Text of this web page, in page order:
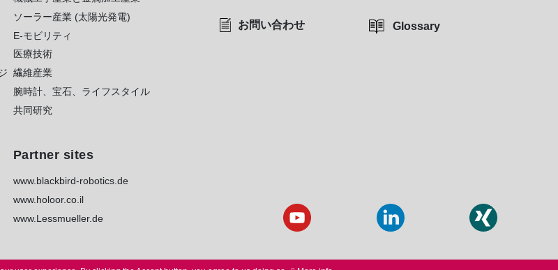
ソーラー産業 (太陽光発電)
E-モビリティ
医療技術
繊維産業
腕時計、宝石、ライフスタイル
共同研究
Partner sites
www.blackbird-robotics.de
www.holoor.co.il
www.Lessmueller.de
お問い合わせ Glossary